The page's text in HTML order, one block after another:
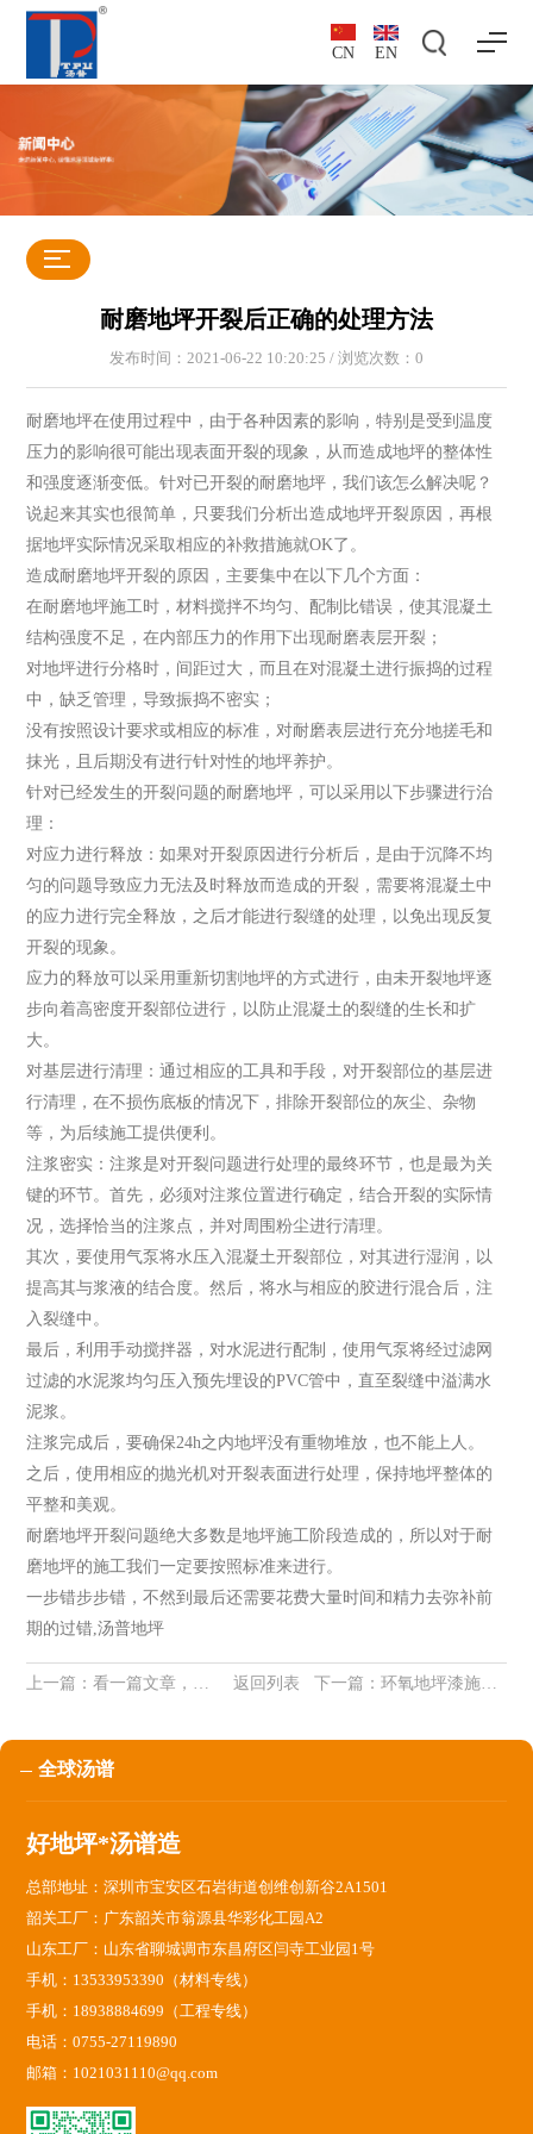
CN EN
耐磨地坪开裂后正确的处理方法
发布时间：2021-06-22 10:20:25 / 浏览次数： 0
耐磨地坪在使用过程中，由于各种因素的影响，特别是受到温度
压力的影响很可能出现表面开裂的现象，从而造成地坪的整体性
和强度逐渐变低。针对已开裂的耐磨地坪，我们该怎么解决呢？
说起来其实也很简单，只要我们分析出造成地坪开裂原因，再根
据地坪实际情况采取相应的补救措施就OK了。
造成耐磨地坪开裂的原因，主要集中在以下几个方面：
在耐磨地坪施工时，材料搅拌不均匀、配制比错误，使其混凝土
结构强度不足，在内部压力的作用下出现耐磨表层开裂；
对地坪进行分格时，间距过大，而且在对混凝土进行振捣的过程
中，缺乏管理，导致振捣不密实；
没有按照设计要求或相应的标准，对耐磨表层进行充分地搓毛和
抹光，且后期没有进行针对性的地坪养护。
针对已经发生的开裂问题的耐磨地坪，可以采用以下步骤进行治
理：
对应力进行释放：如果对开裂原因进行分析后，是由于沉降不均
匀的问题导致应力无法及时释放而造成的开裂，需要将混凝土中
的应力进行完全释放，之后才能进行裂缝的处理，以免出现反复
开裂的现象。
应力的释放可以采用重新切割地坪的方式进行，由未开裂地坪逐
步向着高密度开裂部位进行，以防止混凝土的裂缝的生长和扩
大。
对基层进行清理：通过相应的工具和手段，对开裂部位的基层进
行清理，在不损伤底板的情况下，排除开裂部位的灰尘、杂物
等，为后续施工提供便利。
注浆密实：注浆是对开裂问题进行处理的最终环节，也是最为关
键的环节。首先，必须对注浆位置进行确定，结合开裂的实际情
况，选择恰当的注浆点，并对周围粉尘进行清理。
其次，要使用气泵将水压入混凝土开裂部位，对其进行湿润，以
提高其与浆液的结合度。然后，将水与相应的胶进行混合后，注
入裂缝中。
最后，利用手动搅拌器，对水泥进行配制，使用气泵将经过滤网
过滤的水泥浆均匀压入预先埋设的PVC管中，直至裂缝中溢满水
泥浆。
注浆完成后，要确保24h之内地坪没有重物堆放，也不能上人。
之后，使用相应的抛光机对开裂表面进行处理，保持地坪整体的
平整和美观。
耐磨地坪开裂问题绝大多数是地坪施工阶段造成的，所以对于耐
磨地坪的施工我们一定要按照标准来进行。
一步错步步错，不然到最后还需要花费大量时间和精力去弥补前
期的过错,汤普地坪
上一篇：看一篇文章，对环氧地坪知识有个好的了解 返回列表 下一篇：环氧地坪漆施工的环境要求
全球汤谱
好地坪*汤谱造
总部地址：深圳市宝安区石岩街道创维创新谷2A1501
韶关工厂：广东韶关市翁源县华彩化工园A2
山东工厂：山东省聊城调市东昌府区闫寺工业园1号
手机：13533953390（材料专线）
手机：18938884699（工程专线）
电话：0755-27119890
邮箱：1021031110@qq.com